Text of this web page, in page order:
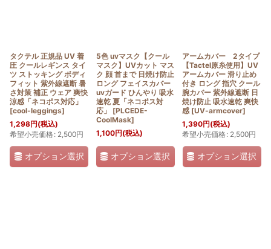
タクテル 正規品 UV 着
圧 クールレギンス タイ
ツ ストッキング ボディ
フィット 紫外線遮断 暑
さ対策 補正 ウェア 爽快
涼感「ネコポス対応」
[cool-leggings]
1,298円(税込)
希望小売価格: 2,500円
オプション選択
5色 uvマスク【クール
マスク】UVカット マス
ク 顔 首まで 日焼け防止
ロング フェイスカバー
uvガード ひんやり 吸水
速乾 夏「ネコポス対
応」
[PLCEDE-
CoolMask]
1,100円(税込)
オプション選択
アームカバー 2タイプ
【Tactel原糸使用】UV
アームカバー 滑り止め
付き ロング 指穴 クール
腕カバー 紫外線遮断 日
焼け防止 吸水速乾 爽快
感 [UV-armcover]
1,390円(税込)
希望小売価格: 2,500円
オプション選択